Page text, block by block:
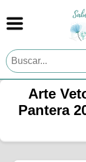
Arte
Pantera